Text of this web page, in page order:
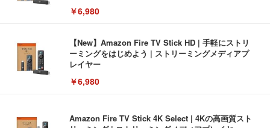
￥6,980
【New】Amazon Fire TV Stick HD | 手軽にストリ
ーミングをはじめよう | ストリーミングメディアプ
レイヤー
￥6,980
Amazon Fire TV Stick 4K Select | 4Kの高画質スト